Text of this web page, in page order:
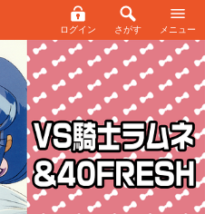
ログイン さがす メニュー